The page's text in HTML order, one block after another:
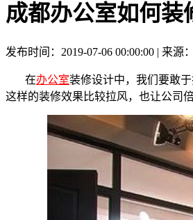
成都办公室如何装
发布时间：2019-07-06 00:00:00 | 来
在办公室装修设计中，我们要敢
这样的装修效果比较拉风，也让公司